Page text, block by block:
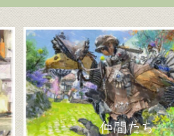
仲間たち